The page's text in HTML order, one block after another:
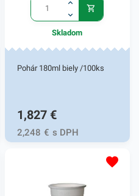
Skladom
Pohár 180ml biely /100ks
1,827 €
2,248 € s DPH